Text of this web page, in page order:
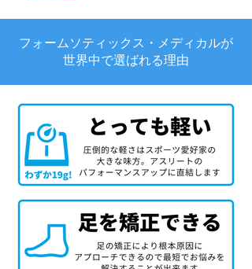
フォームソティックス・メディカルが
世界中で選ばれる理由